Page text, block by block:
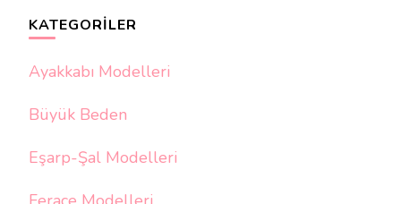
KATEGORILER
Ayakkabı Modelleri
Büyük Beden
Eşarp-Şal Modelleri